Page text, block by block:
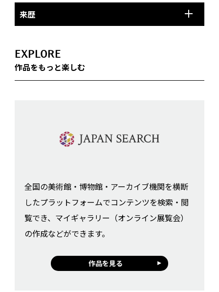
来歴
EXPLORE
作品をもっと楽しむ
全国の美術館・博物館・アーカイブ機関を横断
したプラットフォームでコンテンツを検索・閲
覧でき、マイギャラリー（オンライン展覧会）
の作成などができます。
作品を見る